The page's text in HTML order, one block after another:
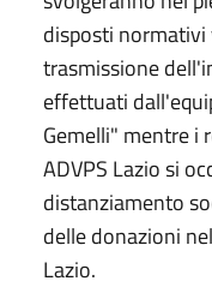
disposti
trasmissione
effettuati
Gemelli" mentre i
ADVPS Lazio si
distanziamento
delle donazioni
Lazio.